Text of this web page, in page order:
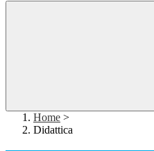
Home >
Didattica